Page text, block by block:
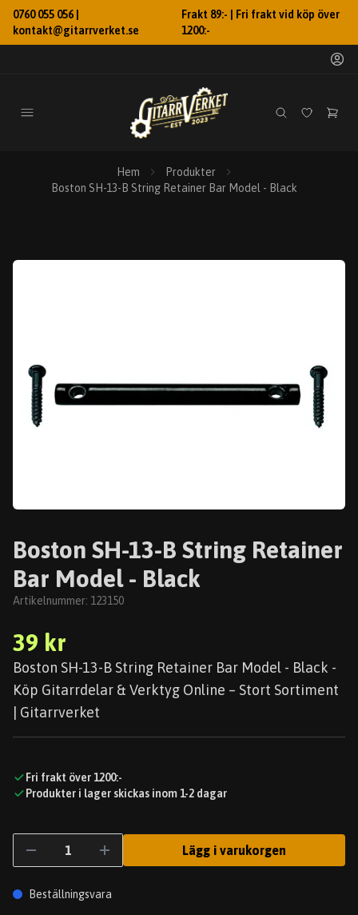
0760 055 056 |
kontakt@gitarrverket.se
Frakt 89:- | Fri frakt vid köp över
1200:-
Hem
Produkter
Boston SH-13-B String Retainer Bar Model - Black
Boston SH-13-B String Retainer
Bar Model - Black
Artikelnummer: 123150
39 kr
Boston SH-13-B String Retainer Bar Model - Black -
Köp Gitarrdelar & Verktyg Online – Stort Sortiment
| Gitarrverket
Fri frakt över 1200:-
Produkter i lager skickas inom 1-2 dagar
Lägg i varukorgen
Beställningsvara